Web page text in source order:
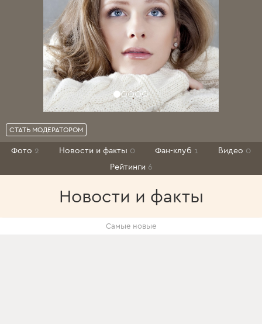
СТАТЬ МОДЕРАТОРОМ
Фото 2 Новости и факты 0 Фан-клуб 1 Видео 0
Рейтинги 6
Новости и факты
Самые новые